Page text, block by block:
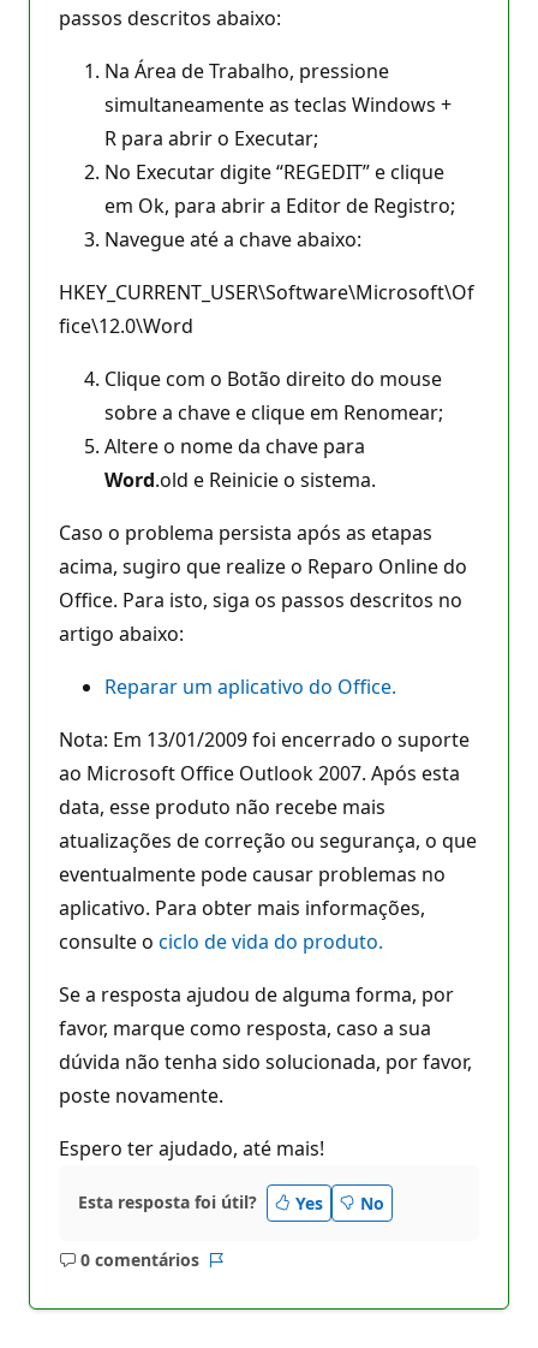
passos descritos abaixo:
Na Área de Trabalho, pressione
simultaneamente as teclas Windows +
R para abrir o Executar;
No Executar digite “REGEDIT” e clique
em Ok, para abrir a Editor de Registro;
Navegue até a chave abaixo:
HKEY_CURRENT_USER\Software\Microsoft\Of
fice\12.0\Word
Clique com o Botão direito do mouse
sobre a chave e clique em Renomear;
Altere o nome da chave para
Word.old e Reinicie o sistema.
Caso o problema persista após as etapas
acima, sugiro que realize o Reparo Online do
Office. Para isto, siga os passos descritos no
artigo abaixo:
Reparar um aplicativo do Office.
Nota: Em 13/01/2009 foi encerrado o suporte
ao Microsoft Office Outlook 2007. Após esta
data, esse produto não recebe mais
atualizações de correção ou segurança, o que
eventualmente pode causar problemas no
aplicativo. Para obter mais informações,
consulte o ciclo de vida do produto.
Se a resposta ajudou de alguma forma, por
favor, marque como resposta, caso a sua
dúvida não tenha sido solucionada, por favor,
poste novamente.
Espero ter ajudado, até mais!
Esta resposta foi útil? Yes No
0 comentários
Sem